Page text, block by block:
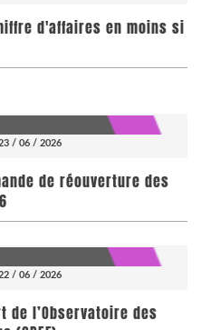
d'affaires en moins si
/ 06 / 2026
de réouverture des
/ 06 / 2026
de l’Observatoire des